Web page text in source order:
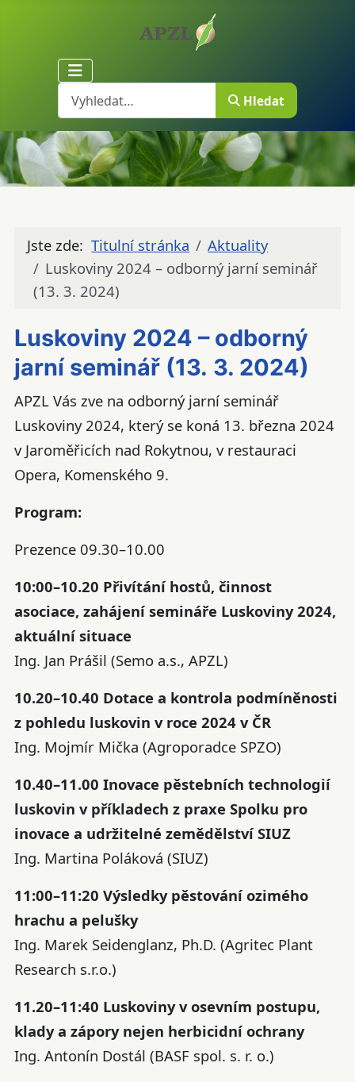
Hledat Hledat
Jste zde:Titulní stránka
Aktuality
Luskoviny 2024 – odborný jarní seminář
(13. 3. 2024)
Luskoviny 2024 – odborný
jarní seminář (13. 3. 2024)
APZL Vás zve na odborný jarní seminář
Luskoviny 2024, který se koná 13. března 2024
v Jaroměřicích nad Rokytnou, v restauraci
Opera, Komenského 9.
Program:
Prezence 09.30–10.00
10:00–10.20 Přivítání hostů, činnost
asociace, zahájení semináře Luskoviny 2024,
aktuální situace
Ing. Jan Prášil (Semo a.s., APZL)
10.20–10.40 Dotace a kontrola podmíněnosti
z pohledu luskovin v roce 2024 v ČR
Ing. Mojmír Mička (Agroporadce SPZO)
10.40–11.00 Inovace pěstebních technologií
luskovin v příkladech z praxe Spolku pro
inovace a udržitelné zemědělství SIUZ
Ing. Martina Poláková (SIUZ)
11:00–11:20 Výsledky pěstování ozimého
hrachu a pelušky
Ing. Marek Seidenglanz, Ph.D. (Agritec Plant
Research s.r.o.)
11.20–11:40 Luskoviny v osevním postupu,
klady a zápory nejen herbicidní ochrany
Ing. Antonín Dostál (BASF spol. s. r. o.)